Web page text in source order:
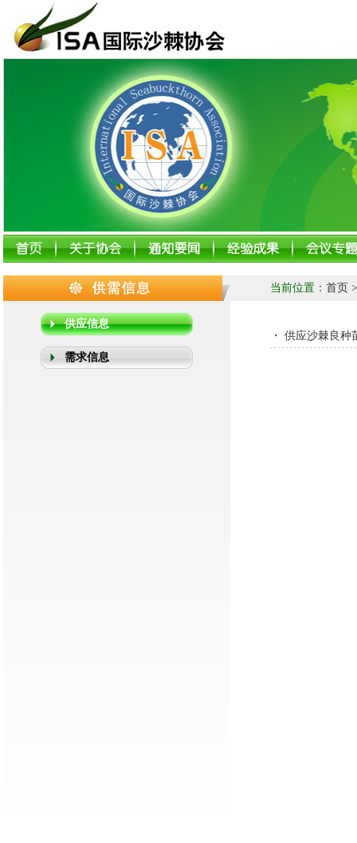
当前位置： 首页
供应信息
需求信息
・ 供应沙棘良种